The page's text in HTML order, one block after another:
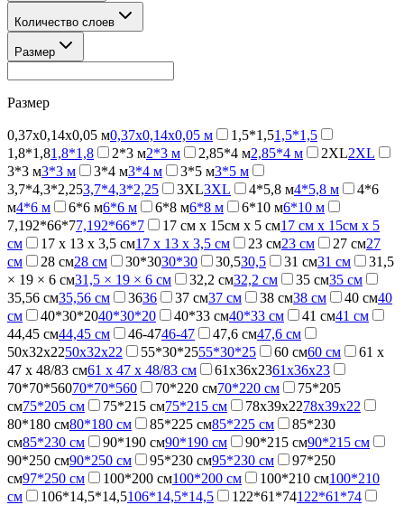
Количество слоев
Размер
Размер
0,37х0,14х0,05 м0,37х0,14х0,05 м 1,5*1,51,5*1,5
1,8*1,81,8*1,8 2*3 м2*3 м 2,85*4 м2,85*4 м 2XL2XL
3*3 м3*3 м 3*4 м3*4 м 3*5 м3*5 м
3,7*4,3*2,253,7*4,3*2,25 3XL3XL 4*5,8 м4*5,8 м
4*6
м4*6 м 6*6 м6*6 м 6*8 м6*8 м 6*10 м6*10 м
7,192*66*77,192*66*7 17 см х 15см х 5 см17 см х 15см х 5
см
17 х 13 х 3,5 см17 х 13 х 3,5 см 23 см23 см 27 см27
см
28 см28 см 30*3030*30 30,530,5 31 см31 см
31,5
× 19 × 6 см31,5 × 19 × 6 см 32,2 см32,2 см 35 см35 см
35,56 см35,56 см 3636 37 см37 см 38 см38 см 40 см40
см
40*30*2040*30*20 40*33 см40*33 см 41 см41 см
44,45 см44,45 см 46-4746-47 47,6 см47,6 см
50x32x2250x32x22 55*30*2555*30*25 60 см60 см
61 х
47 х 48/83 см61 х 47 х 48/83 см 61x36x2361x36x23
70*70*56070*70*560 70*220 см70*220 см
75*205
см75*205 см 75*215 см75*215 см 78x39x2278x39x22
80*180 см80*180 см 85*225 см85*225 см
85*230
см85*230 см 90*190 см90*190 см 90*215 см90*215 см
90*250 см90*250 см 95*230 см95*230 см
97*250
см97*250 см 100*200 см100*200 см 100*210 см100*210
см
106*14,5*14,5106*14,5*14,5 122*61*74122*61*74